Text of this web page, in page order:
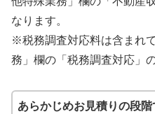
なります。
※税務調査対応料は含まれ
務」欄の「税務調査対応」
あらかじめお見積りの段